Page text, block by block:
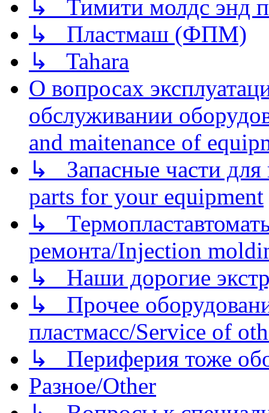
↳ Тимити молдс энд
↳ Пластмаш (ФПМ)
↳ Tahara
О вопросах
обслуживании
and maitenance of
↳ Запасные части для
parts for your equipment
↳
ремонта/Injection
↳ Наши дорогие
↳ Прочее
пластмасс/Service of
↳ Периферия тоже
Разное/Other